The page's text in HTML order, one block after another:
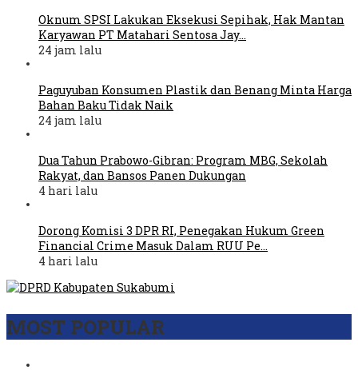
Oknum SPSI Lakukan Eksekusi Sepihak, Hak Mantan
Karyawan PT Matahari Sentosa Jay…
24 jam lalu
Paguyuban Konsumen Plastik dan Benang Minta Harga
Bahan Baku Tidak Naik
24 jam lalu
Dua Tahun Prabowo-Gibran: Program MBG, Sekolah
Rakyat, dan Bansos Panen Dukungan
4 hari lalu
Dorong Komisi 3 DPR RI, Penegakan Hukum Green
Financial Crime Masuk Dalam RUU Pe…
4 hari lalu
MOST POPULAR